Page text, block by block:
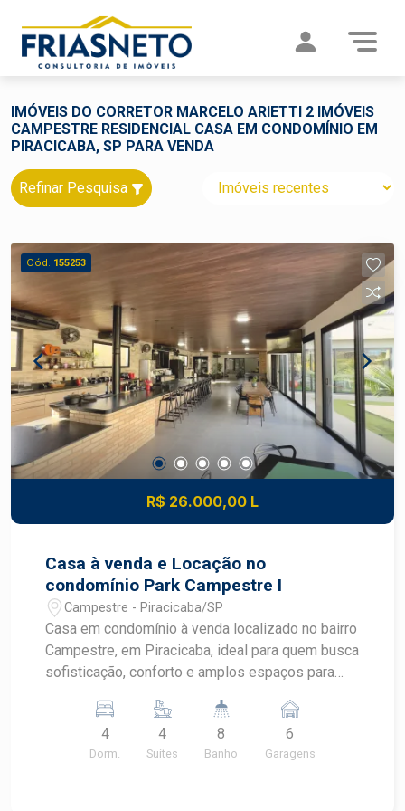
IMÓVEIS DO CORRETOR MARCELO ARIETTI 2 IMÓVEIS
CAMPESTRE RESIDENCIAL CASA EM CONDOMÍNIO EM
PIRACICABA, SP PARA VENDA
Refinar Pesquisa
Cód. 155253
R$ 26.000,00 L
Casa à venda e Locação no
condomínio Park Campestre I
Campestre - Piracicaba/SP
Casa em condomínio à venda localizado no bairro
Campestre, em Piracicaba, ideal para quem busca
sofisticação, conforto e amplos espaços para
terreno de 2.147 m², a residência oferece
ambientes generosos, excelente iluminação
natural e toda a privacidade de um condomínio de
4
Dorm.
4
Suítes
8
Banho
6
Garagens